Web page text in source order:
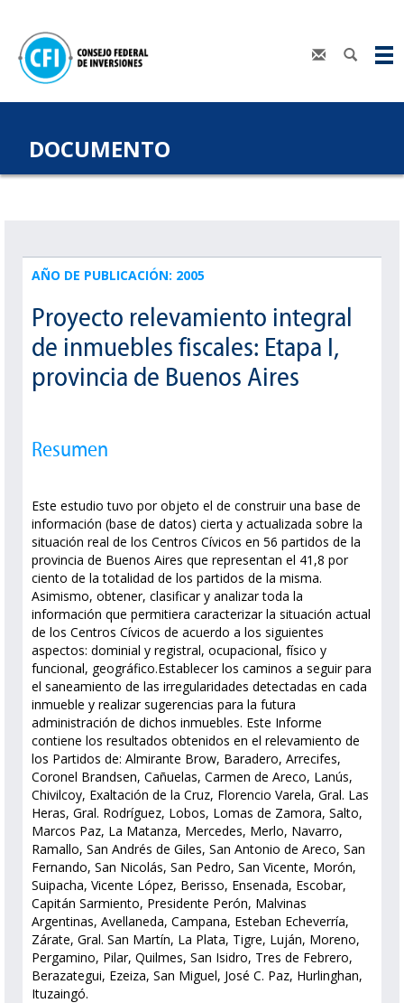
DOCUMENTO
AÑO DE PUBLICACIÓN: 2005
Proyecto relevamiento integral
de inmuebles fiscales: Etapa I,
provincia de Buenos Aires
Resumen
Este estudio tuvo por objeto el de construir una base de
información (base de datos) cierta y actualizada sobre la
situación real de los Centros Cívicos en 56 partidos de la
provincia de Buenos Aires que representan el 41,8 por
ciento de la totalidad de los partidos de la misma.
Asimismo, obtener, clasificar y analizar toda la
información que permitiera caracterizar la situación actual
de los Centros Cívicos de acuerdo a los siguientes
aspectos: dominial y registral, ocupacional, físico y
funcional, geográfico.Establecer los caminos a seguir para
el saneamiento de las irregularidades detectadas en cada
inmueble y realizar sugerencias para la futura
administración de dichos inmuebles. Este Informe
contiene los resultados obtenidos en el relevamiento de
los Partidos de: Almirante Brow, Baradero, Arrecifes,
Coronel Brandsen, Cañuelas, Carmen de Areco, Lanús,
Chivilcoy, Exaltación de la Cruz, Florencio Varela, Gral. Las
Heras, Gral. Rodríguez, Lobos, Lomas de Zamora, Salto,
Marcos Paz, La Matanza, Mercedes, Merlo, Navarro,
Ramallo, San Andrés de Giles, San Antonio de Areco, San
Fernando, San Nicolás, San Pedro, San Vicente, Morón,
Suipacha, Vicente López, Berisso, Ensenada, Escobar,
Capitán Sarmiento, Presidente Perón, Malvinas
Argentinas, Avellaneda, Campana, Esteban Echeverría,
Zárate, Gral. San Martín, La Plata, Tigre, Luján, Moreno,
Pergamino, Pilar, Quilmes, San Isidro, Tres de Febrero,
Berazategui, Ezeiza, San Miguel, José C. Paz, Hurlinghan,
Ituzaingó.